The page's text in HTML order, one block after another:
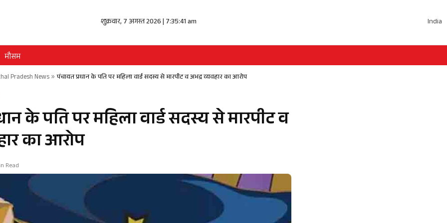
शुक्रवार, 7 अगस्त 2026 | 7:35:41 am India
मौसम
Pradesh News» पंचायत प्रधान के पति पर महिला वार्ड सदस्य से मारपीट व अभद्र व्यवहार का आरोप
के पति पर महिला वार्ड सदस्य से मारपीट व
का आरोप
Read